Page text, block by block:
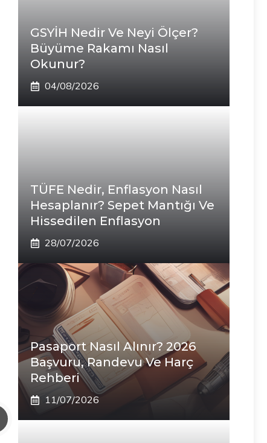
GSYİH Nedir Ve Neyi Ölçer?
Büyüme Rakamı Nasıl
Okunur?
04/08/2026
TÜFE Nedir, Enflasyon Nasıl
Hesaplanır? Sepet Mantığı Ve
Hissedilen Enflasyon
28/07/2026
Pasaport Nasıl Alınır? 2026
Başvuru, Randevu Ve Harç
Rehberi
11/07/2026